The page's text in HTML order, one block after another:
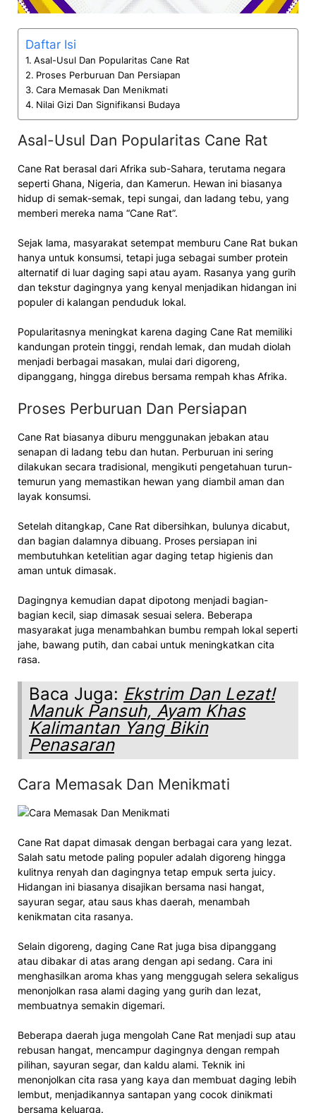
Daftar Isi
Asal-Usul Dan Popularitas Cane Rat
Proses Perburuan Dan Persiapan
Cara Memasak Dan Menikmati
Nilai Gizi Dan Signifikansi Budaya
Asal-Usul Dan Popularitas Cane Rat
Cane Rat berasal dari Afrika sub-Sahara, terutama negara
seperti Ghana, Nigeria, dan Kamerun. Hewan ini biasanya
hidup di semak-semak, tepi sungai, dan ladang tebu, yang
memberi mereka nama “Cane Rat”.
Sejak lama, masyarakat setempat memburu Cane Rat bukan
hanya untuk konsumsi, tetapi juga sebagai sumber protein
alternatif di luar daging sapi atau ayam. Rasanya yang gurih
dan tekstur dagingnya yang kenyal menjadikan hidangan ini
populer di kalangan penduduk lokal.
Popularitasnya meningkat karena daging Cane Rat memiliki
kandungan protein tinggi, rendah lemak, dan mudah diolah
menjadi berbagai masakan, mulai dari digoreng,
dipanggang, hingga direbus bersama rempah khas Afrika.
Proses Perburuan Dan Persiapan
Cane Rat biasanya diburu menggunakan jebakan atau
senapan di ladang tebu dan hutan. Perburuan ini sering
dilakukan secara tradisional, mengikuti pengetahuan turun-
temurun yang memastikan hewan yang diambil aman dan
layak konsumsi.
Setelah ditangkap, Cane Rat dibersihkan, bulunya dicabut,
dan bagian dalamnya dibuang. Proses persiapan ini
membutuhkan ketelitian agar daging tetap higienis dan
aman untuk dimasak.
Dagingnya kemudian dapat dipotong menjadi bagian-
bagian kecil, siap dimasak sesuai selera. Beberapa
masyarakat juga menambahkan bumbu rempah lokal seperti
jahe, bawang putih, dan cabai untuk meningkatkan cita
rasa.
Baca Juga: Ekstrim Dan Lezat!
Manuk Pansuh, Ayam Khas
Kalimantan Yang Bikin
Penasaran
Cara Memasak Dan Menikmati
Cane Rat dapat dimasak dengan berbagai cara yang lezat.
Salah satu metode paling populer adalah digoreng hingga
kulitnya renyah dan dagingnya tetap empuk serta juicy.
Hidangan ini biasanya disajikan bersama nasi hangat,
sayuran segar, atau saus khas daerah, menambah
kenikmatan cita rasanya.
Selain digoreng, daging Cane Rat juga bisa dipanggang
atau dibakar di atas arang dengan api sedang. Cara ini
menghasilkan aroma khas yang menggugah selera sekaligus
menonjolkan rasa alami daging yang gurih dan lezat,
membuatnya semakin digemari.
Beberapa daerah juga mengolah Cane Rat menjadi sup atau
rebusan hangat, mencampur dagingnya dengan rempah
pilihan, sayuran segar, dan kaldu alami. Teknik ini
menonjolkan cita rasa yang kaya dan membuat daging lebih
lembut, menjadikannya santapan yang cocok dinikmati
bersama keluarga.